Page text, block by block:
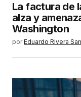
La factura de
alza y
Washington
por Eduardo Rivera